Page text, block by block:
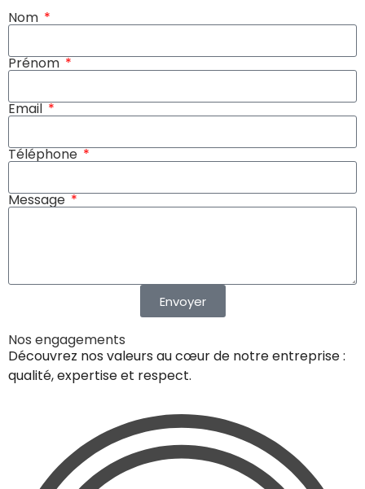
Nom
Prénom
Email
Téléphone
Message
Envoyer
Nos engagements
Découvrez nos valeurs au cœur de notre entreprise :
qualité, expertise et respect.